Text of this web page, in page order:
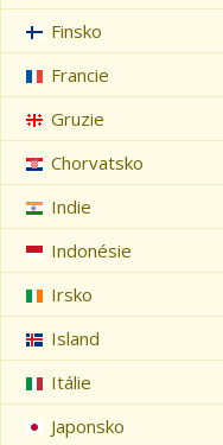
Finsko
Francie
Gruzie
Chorvatsko
Indie
Indonésie
Irsko
Island
Itálie
Japonsko